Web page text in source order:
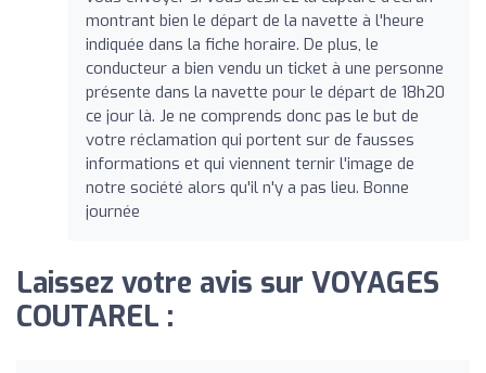
montrant bien le départ de la navette à l'heure
indiquée dans la fiche horaire. De plus, le
conducteur a bien vendu un ticket à une personne
présente dans la navette pour le départ de 18h20
ce jour là. Je ne comprends donc pas le but de
votre réclamation qui portent sur de fausses
informations et qui viennent ternir l'image de
notre société alors qu'il n'y a pas lieu. Bonne
journée
Laissez votre avis sur VOYAGES
COUTAREL :